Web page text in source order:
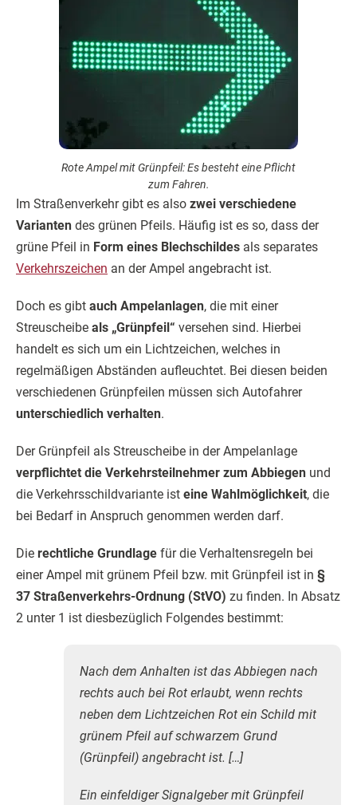
Rote Ampel mit Grünpfeil: Es besteht eine Pflicht
zum Fahren.
Im Straßenverkehr gibt es also zwei verschiedene
Varianten des grünen Pfeils. Häufig ist es so, dass der
grüne Pfeil in Form eines Blechschildes als separates
Verkehrszeichen an der Ampel angebracht ist.
Doch es gibt auch Ampelanlagen, die mit einer
Streuscheibe als „Grünpfeil“ versehen sind. Hierbei
handelt es sich um ein Lichtzeichen, welches in
regelmäßigen Abständen aufleuchtet. Bei diesen beiden
verschiedenen Grünpfeilen müssen sich Autofahrer
unterschiedlich verhalten.
Der Grünpfeil als Streuscheibe in der Ampelanlage
verpflichtet die Verkehrsteilnehmer zum Abbiegen und
die Verkehrsschildvariante ist eine Wahlmöglichkeit, die
bei Bedarf in Anspruch genommen werden darf.
Die rechtliche Grundlage für die Verhaltensregeln bei
einer Ampel mit grünem Pfeil bzw. mit Grünpfeil ist in §
37 Straßenverkehrs-Ordnung (StVO) zu finden. In Absatz
2 unter 1 ist diesbezüglich Folgendes bestimmt:
Nach dem Anhalten ist das Abbiegen nach
rechts auch bei Rot erlaubt, wenn rechts
neben dem Lichtzeichen Rot ein Schild mit
grünem Pfeil auf schwarzem Grund
(Grünpfeil) angebracht ist. […]
Ein einfeldiger Signalgeber mit Grünpfeil